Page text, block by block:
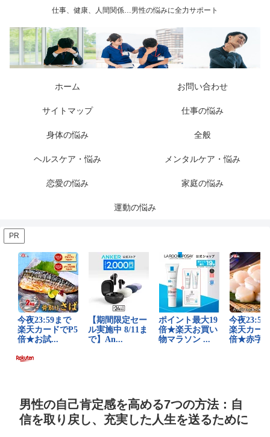
仕事、健康、人間関係…男性の悩みに全力サポート
ホーム お問い合わせ
サイトマップ 仕事の悩み
身体の悩み 全般
ヘルスケア・悩み メンタルケア・悩み
恋愛の悩み 家庭の悩み
運動の悩み
PR
男性の自己肯定感を高める7つの方法：自
信を取り戻し、充実した人生を送るために